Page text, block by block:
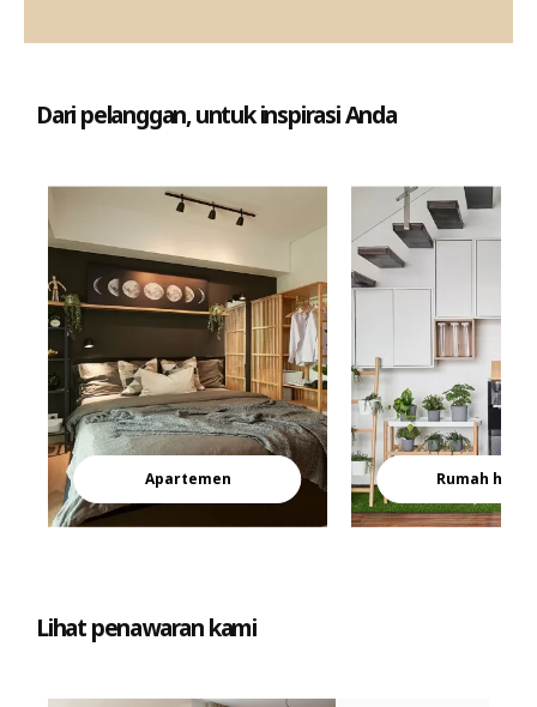
Dari pelanggan, untuk inspirasi Anda
Apartemen Rumah
Lihat penawaran kami